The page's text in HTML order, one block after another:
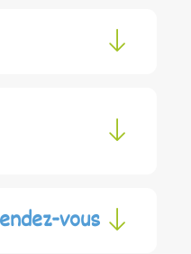
vous